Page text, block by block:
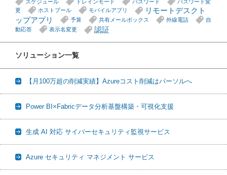
スケジュール ドレインモード パスワード
パスワード変
更
ホストプール モバイルアプリ
リモートデスクト
ップアプリ
予算 共有メールボックス 外線電話
自
動応答
表示名変更 認証
ソリューション一覧
【月100万超の削減実績】Azureコスト削減はパーソルへ
Power BI×Fabricデータ分析基盤構築・可視化支援
生成 AI 対応 サイバーセキュリティ監視サービス
Azure セキュリティ マネジメント サービス